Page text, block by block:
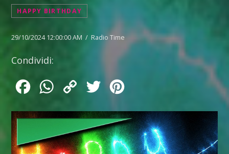
HAPPY BIRTHDAY
29/10/2024 12:00:00 AM / Radio Time
Condividi:
FacebookWhatsApp
Copy Twitter